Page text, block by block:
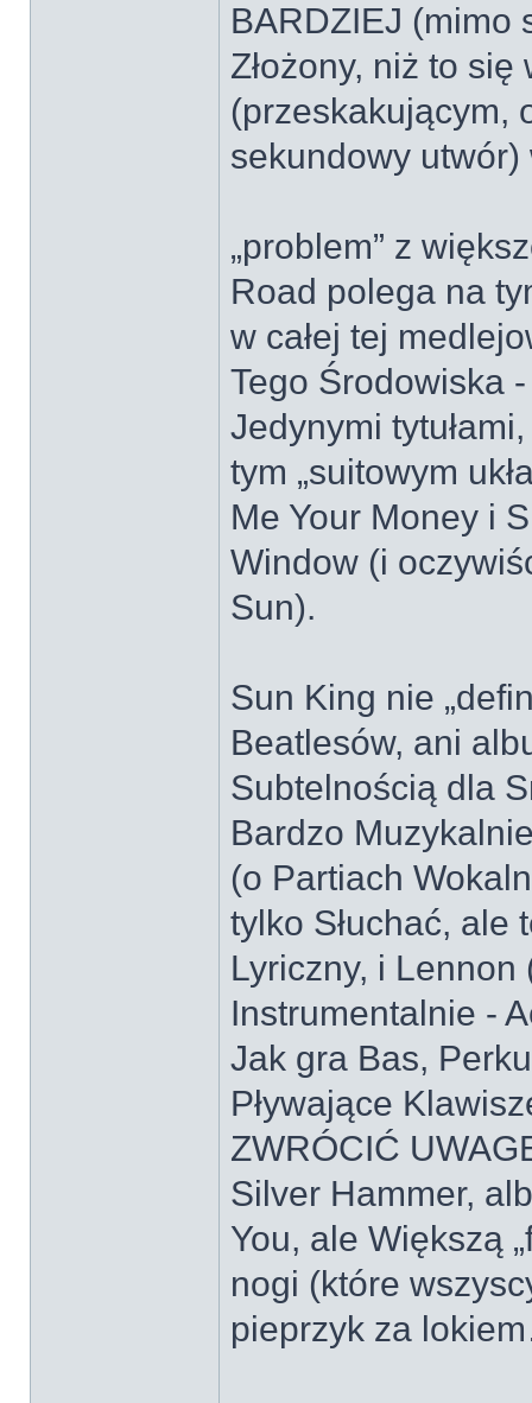
BARDZIEJ (mimo
Złożony, niż to
(przeskakującym,
sekundowy utwór)
„problem” z
Road polega na
w całej tej
Tego Środowiska
Jedynymi
tym „suitowym
Me Your Money i
Window (i
Sun).
Sun King nie
Beatlesów, ani
Subtelnością dla
Bardzo
(o Partiach
tylko Słuchać, ale
Lyriczny, i Lennon
Instrumentalnie -
Jak gra Bas,
Pływające
ZWRÓCIĆ
Silver Hammer,
You, ale Większą
nogi (które
pieprzyk za